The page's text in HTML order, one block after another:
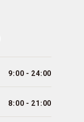
9:00 - 24:00
8:00 - 21:00